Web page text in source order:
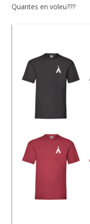
Quantes en voleu???